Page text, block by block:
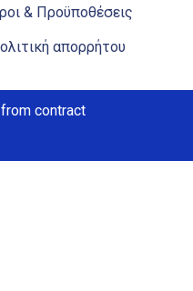
& Προϋποθέσεις
απορρήτου
contract